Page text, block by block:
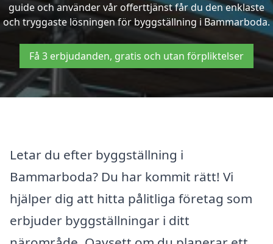
guide och använder vår offerttjänst får du den enklaste
och tryggaste lösningen för byggställning i Bammarboda.
Få 3 erbjudanden, gratis och utan förpliktelser
Letar du efter byggställning i
Bammarboda? Du har kommit rätt! Vi
hjälper dig att hitta pålitliga företag som
erbjuder byggställningar i ditt